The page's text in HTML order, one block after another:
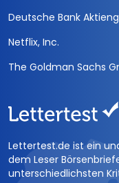
Deutsche Bank
Netflix, Inc.
The Goldman Sachs
Lettertest.de ist ein
dem Leser
unterschiedlichsten